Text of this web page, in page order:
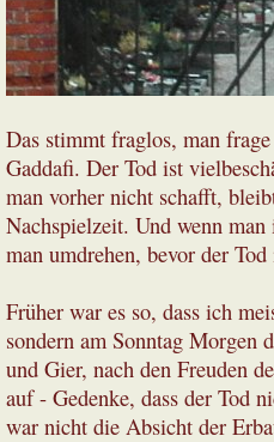
Das stimmt fraglos, man
Gaddafi. Der Tod ist
man vorher nicht schafft,
Nachspielzeit. Und wenn
man umdrehen, bevor der
Früher war es so, dass ich
sondern am Sonntag Morgen
und Gier, nach den Freuden
auf - Gedenke, dass der Tod
war nicht die Absicht der